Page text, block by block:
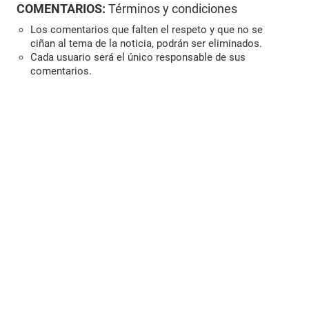
COMENTARIOS: Términos y condiciones
Los comentarios que falten el respeto y que no se
ciñan al tema de la noticia, podrán ser eliminados.
Cada usuario será el único responsable de sus
comentarios.